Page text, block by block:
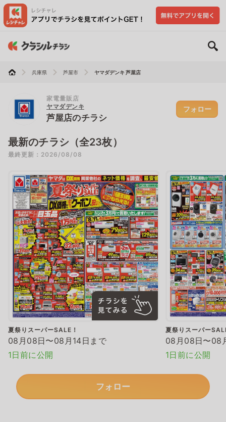
兵庫県 芦屋市 ヤマダデンキ 芦屋店
家電量販店
ヤマダデンキ
芦屋店のチラシ
フォロー
最新のチラシ（全23枚）
最終更新：2026/08/08
夏祭りスーパーSALE！
08月08日〜08月14日まで
1日前に公開
夏祭りスーパー
08月08日〜08
1日前に公開
フォロー